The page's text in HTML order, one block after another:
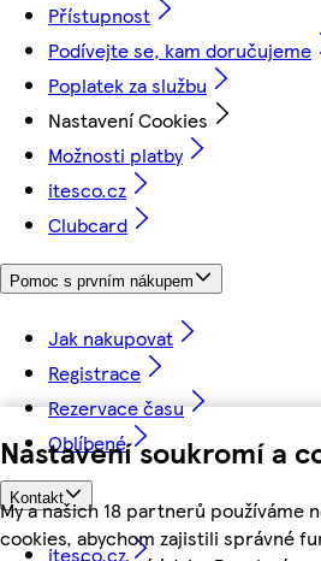
Nastavení soukromí a
My a našich 18 partnerů používáme
cookies, abychom zajistili správné
Přístupnost
Podívejte se, kam doručujeme
Poplatek za službu
Nastavení Cookies
Možnosti platby
itesco.cz
Clubcard
Pomoc s prvním nákupem
Jak nakupovat
Registrace
Rezervace času
Oblíbené
Kontakt
itesco.cz